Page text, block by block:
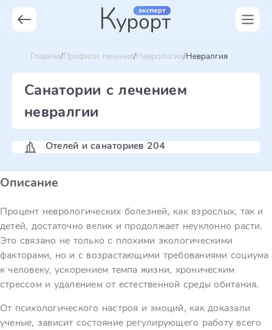
Главная Профили лечения Неврология Невралгия
Санатории с лечением
невралгии
Отелей и санаториев 204
Описание
Процент неврологических болезней, как взрослых, так и
детей, достаточно велик и продолжает неуклонно расти.
Это связано не только с плохими экологическими
факторами, но и с возрастающими требованиями социума
к человеку, ускорением темпа жизни, хроническим
стрессом и удалением от естественной среды обитания.
От психологического настроя и эмоций, как доказали
ученые, зависит состояние регулирующего работу всего